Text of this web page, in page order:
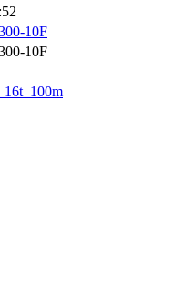
10F
10F